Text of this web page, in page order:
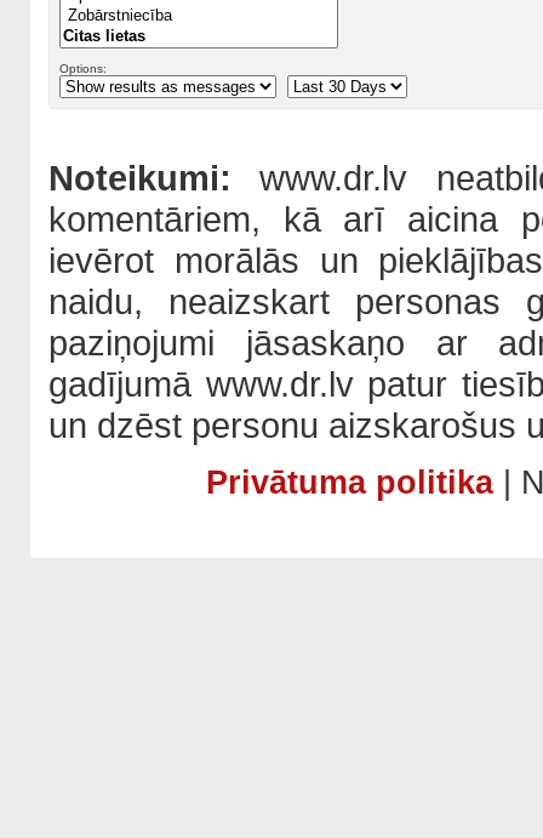
Options:
Noteikumi:www.dr.lv
komentāriem, kā arī aicina
ievērot morālās un
naidu, neaizskart personas
paziņojumi jāsaskaņo ar
gadījumā www.dr.lv patur
un dzēst personu aizskarošus
Privātuma politika|